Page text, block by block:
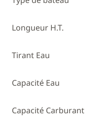
Longueur H.T.
Tirant Eau
Capacité Eau
Capacité Carburant